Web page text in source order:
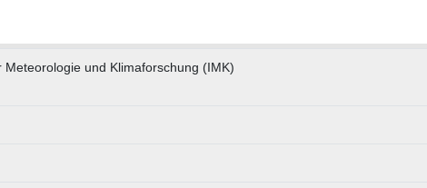
Meteorologie und Klimaforschung (IMK)